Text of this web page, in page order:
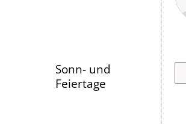
Sonn- und
Feiertage